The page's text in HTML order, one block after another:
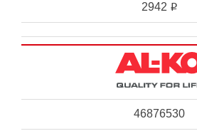
2942 i
46876530